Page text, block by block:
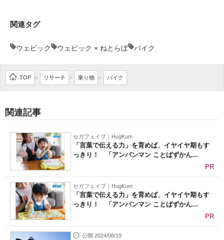
企業向けIT製品の総合サイト
製造業のIT導入・活用を支援
モノづくり技術者専門サイト
エレクトロニクス専門サイト
電子設計の基本と応用
エネルギーの専門メディア
建設×テクノロジーの最前線
関連タグ
ウェビック ウェビック × ねとらぼ バイク
TOP > リサーチ > 乗り物 > バイク
関連記事
セガフェイブ｜HugKum
「言葉で伝える力」を育めば、イヤイヤ期もす
っきり！ 「アンパンマン ことばずかん...
PR
セガフェイブ｜HugKum
「言葉で伝える力」を育めば、イヤイヤ期もす
っきり！ 「アンパンマン ことばずかん...
PR
公開 2024/08/19